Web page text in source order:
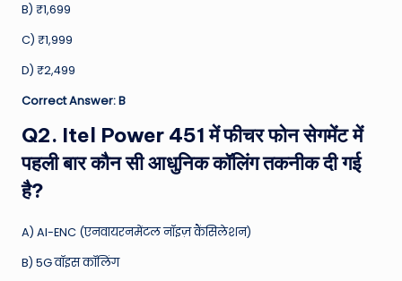
B) ₹1,699
C) ₹1,999
D) ₹2,499
Correct Answer: B
Q2. Itel Power 451 में फीचर फोन सेगमेंट में
पहली बार कौन सी आधुनिक कॉलिंग तकनीक दी गई
है?
A) AI-ENC (एनवायरनमेंटल नॉइज़ कैंसिलेशन)
B) 5G वॉइस कॉलिंग